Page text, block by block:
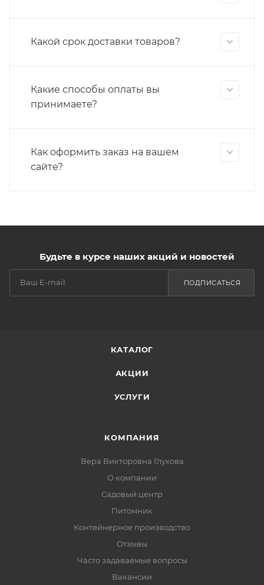
Какой срок доставки товаров?
Какие способы оплаты вы
принимаете?
Как оформить заказ на вашем
сайте?
Будьте в курсе наших акций и новостей
ПОДПИСАТЬСЯ
КАТАЛОГ
АКЦИИ
УСЛУГИ
КОМПАНИЯ
Вера Викторовна Глухова
О компании
Садовый центр
Питомник
Контейнерное производство
Отзывы
Часто задаваемые вопросы
Вакансии